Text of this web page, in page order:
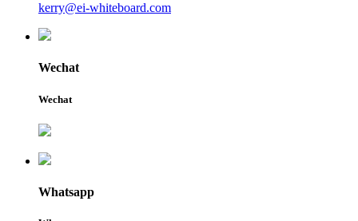
kerry@ei-whiteboard.com
Wechat
Wechat
Whatsapp